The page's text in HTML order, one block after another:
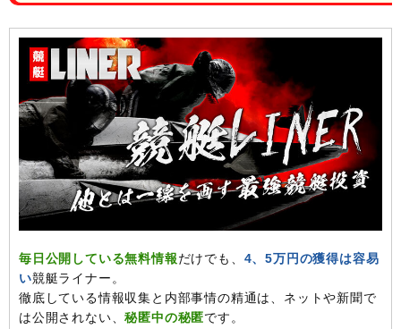
毎日公開している無料情報だけでも、 4、5万円の獲得は容易
い競艇ライナー。
徹底している情報収集と内部事情の精通は、ネットや新聞で
は公開されない、秘匿中の秘匿です。